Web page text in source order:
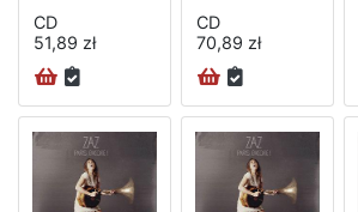
CD
51,89 zł
CD
70,89 zł